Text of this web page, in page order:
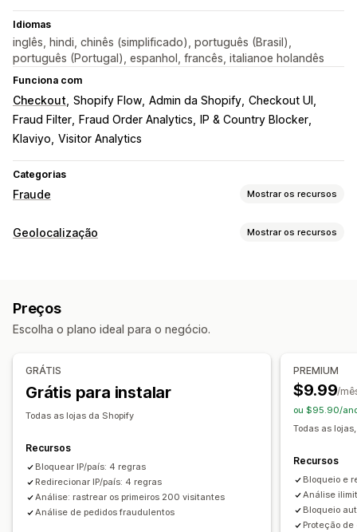
Idiomas
inglês, hindi, chinês (simplificado), português (Brasil),
português (Portugal), espanhol, francês, italianoe holandês
Funciona com
Checkout Shopify Flow Admin da Shopify Checkout UI
Fraud Filter
Fraud Order Analytics
IP & Country Blocker
Klaviyo Visitor Analytics
Categorias
Fraude Mostrar os recursos
Tipos de fraude
Listas de bloqueio
Proteção de conteúdo
Bloqueio de spam
Alertas e análises
Avisos de fraude
Análises de visitantes
Relatórios de alto risco
Geolocalização Mostrar os recursos
Proxies
Endereço IP
Redirecionamento manual
Configurações de localização
Preços
Escolha o plano ideal para o negócio.
GRÁTIS
Grátis para instalar
Todas as lojas da Shopify
Recursos
Bloquear IP/país: 4 regras
Redirecionar IP/país: 4 regras
Análise: rastrear os primeiros 200 visitantes
Análise de pedidos fraudulentos
PREMIUM
$9.99/
ou $95.90/
Todas as
Recursos
Bloqueio e
Análise
Bloqueio
Proteção